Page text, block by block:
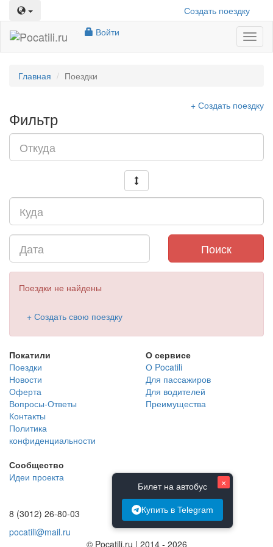
Создать поездку
Войти
Главная Поездки
Фильтр
+ Создать поездку
Поиск
Поездки не найдены
+ Создать свою поездку
Покатили
Поездки
Новости
Оферта
Вопросы-Ответы
Контакты
Политика
конфиденциальности
О сервисе
О Pocatili
Для пассажиров
Для водителей
Преимущества
Сообщество
Идеи проекта
8 (3012) 26-80-03
pocatili@mail.ru
© Pocatili.ru | 2014 - 2026
×
Билет на автобус
Купить в Telegram